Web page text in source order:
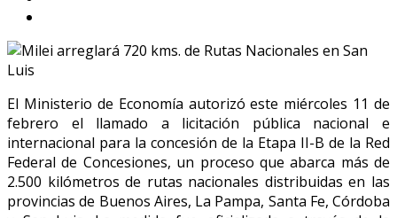
El Ministerio de Economía autorizó este miércoles 11 de
febrero el llamado a licitación pública nacional e
internacional para la concesión de la Etapa II-B de la Red
Federal de Concesiones, un proceso que abarca más de
2.500 kilómetros de rutas nacionales distribuidas en las
provincias de Buenos Aires, La Pampa, Santa Fe, Córdoba